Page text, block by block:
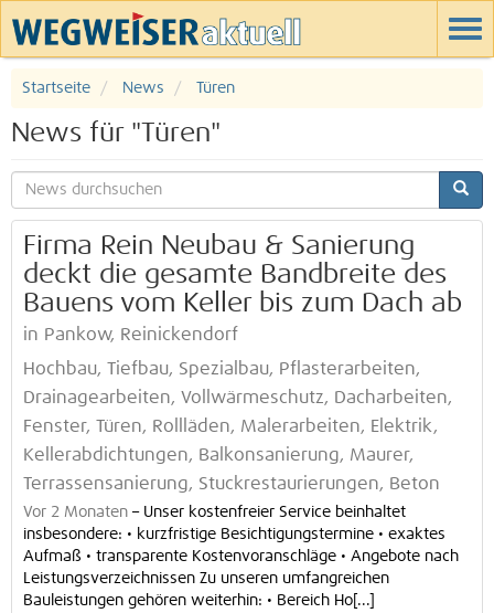
Startseite News Türen
News für "Türen"
Firma Rein Neubau & Sanierung
deckt die gesamte Bandbreite des
Bauens vom Keller bis zum Dach ab
in Pankow, Reinickendorf
Hochbau, Tiefbau, Spezialbau, Pflasterarbeiten,
Drainagearbeiten, Vollwärmeschutz, Dacharbeiten,
Fenster, Türen, Rollläden, Malerarbeiten, Elektrik,
Kellerabdichtungen, Balkonsanierung, Maurer,
Terrassensanierung, Stuckrestaurierungen, Beton
Vor 2 Monaten – Unser kostenfreier Service beinhaltet
insbesondere: • kurzfristige Besichtigungstermine • exaktes
Aufmaß • transparente Kostenvoranschläge • Angebote nach
Leistungsverzeichnissen Zu unseren umfangreichen
Bauleistungen gehören weiterhin: • Bereich Ho[...]